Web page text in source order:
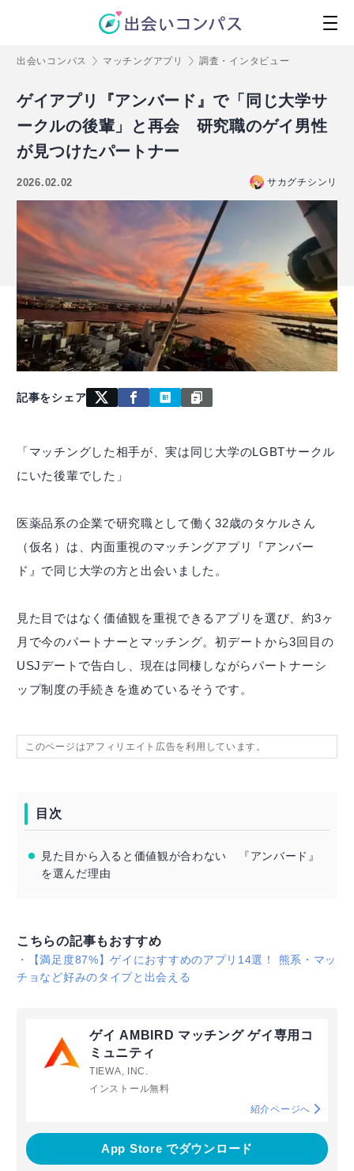
出会いコンパス マッチングアプリ 調査・インタビュー
ゲイアプリ『アンバード』で「同じ大学サ
ークルの後輩」と再会 研究職のゲイ男性
が見つけたパートナー
2026.02.02 サカグチシンリ
記事をシェア
「マッチングした相手が、実は同じ大学のLGBTサークル
にいた後輩でした」
医薬品系の企業で研究職として働く32歳のタケルさん
（仮名）は、内面重視のマッチングアプリ『アンバー
ド』で同じ大学の方と出会いました。
見た目ではなく価値観を重視できるアプリを選び、約3ヶ
月で今のパートナーとマッチング。初デートから3回目の
USJデートで告白し、現在は同棲しながらパートナーシ
ップ制度の手続きを進めているそうです。
このページはアフィリエイト広告を利用しています。
目次
見た目から入ると価値観が合わない 『アンバード』
を選んだ理由
こちらの記事もおすすめ
・
【満足度87%】ゲイにおすすめのアプリ14選！ 熊系・マッ
チョなど好みのタイプと出会える
ゲイ AMBIRD マッチング ゲイ専用コ
ミュニティ
TIEWA, INC.
インストール無料
紹介ページへ
App Store でダウンロード